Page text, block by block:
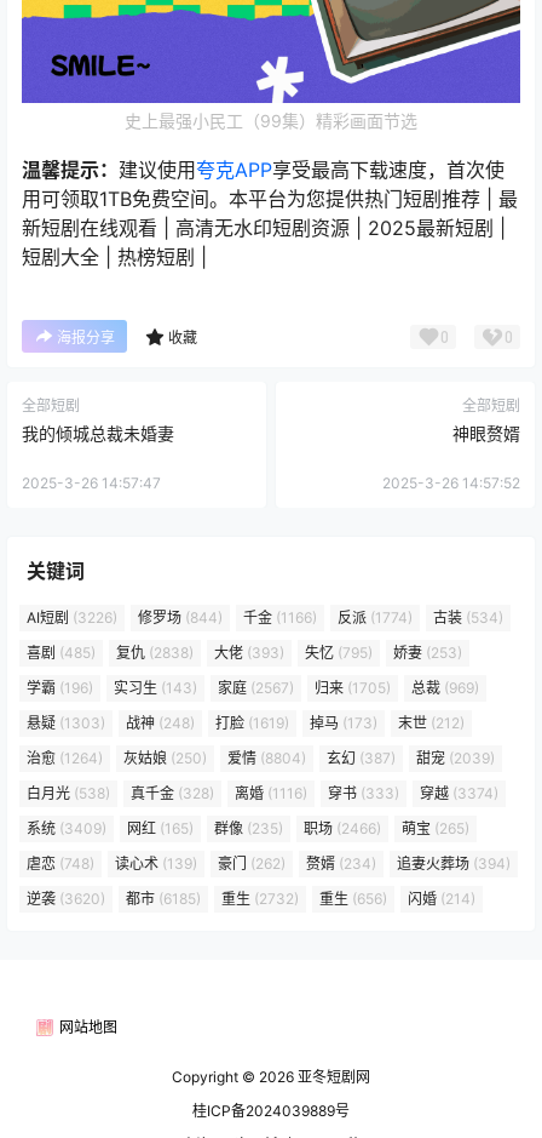
史上最强小民工（99集）精彩画面节选
温馨提示： 建议使用夸克APP享受最高下载速度，首次使
用可领取1TB免费空间。本平台为您提供热门短剧推荐 | 最
新短剧在线观看 | 高清无水印短剧资源 | 2025最新短剧 |
短剧大全 | 热榜短剧 |
海报分享 收藏 0 0
全部短剧
我的倾城总裁未婚妻
2025-3-26 14:57:47
全部短剧
神眼赘婿
2025-3-26 14:57:52
关键词
AI短剧 (3226) 修罗场 (844) 千金 (1166) 反派 (1774) 古装 (534)
喜剧 (485) 复仇 (2838) 大佬 (393) 失忆 (795) 娇妻 (253)
学霸 (196) 实习生 (143) 家庭 (2567) 归来 (1705) 总裁 (969)
悬疑 (1303) 战神 (248) 打脸 (1619) 掉马 (173) 末世 (212)
治愈 (1264) 灰姑娘 (250) 爱情 (8804) 玄幻 (387) 甜宠 (2039)
白月光 (538) 真千金 (328) 离婚 (1116) 穿书 (333) 穿越 (3374)
系统 (3409) 网红 (165) 群像 (235) 职场 (2466) 萌宝 (265)
虐恋 (748) 读心术 (139) 豪门 (262) 赘婿 (234) 追妻火葬场 (394)
逆袭 (3620) 都市 (6185) 重生 (2732) 重生 (656) 闪婚 (214)
网站地图
Copyright © 2026 亚冬短剧网
桂ICP备2024039889号